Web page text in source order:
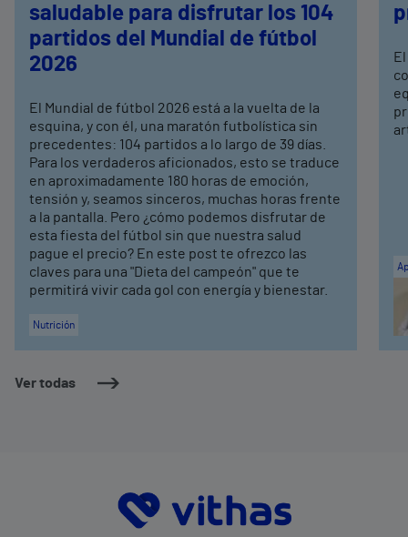
Ver todas
saludable para disfrutar los 104
partidos del Mundial de fútbol
2026
El Mundial de fútbol 2026 está a la vuelta de la
esquina, y con él, una maratón futbolística sin
precedentes: 104 partidos a lo largo de 39 días.
Para los verdaderos aficionados, esto se traduce
en aproximadamente 180 horas de emoción,
tensión y, seamos sinceros, muchas horas frente
a la pantalla. Pero ¿cómo podemos disfrutar de
esta fiesta del fútbol sin que nuestra salud
pague el precio? En este post te ofrezco las
claves para una "Dieta del campeón" que te
permitirá vivir cada gol con energía y bienestar.
Nutrición